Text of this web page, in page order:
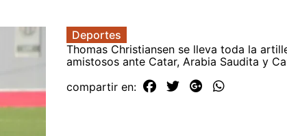
Deportes
Thomas Christiansen se lleva toda la
amistosos ante Catar, Arabia Saudita y
compartir en: